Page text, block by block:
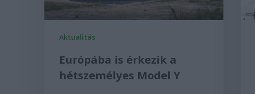
Aktualitás
Európába is érkezik a
hétszemélyes Model Y